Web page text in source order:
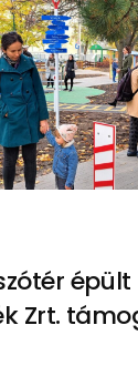
épült
Zrt.